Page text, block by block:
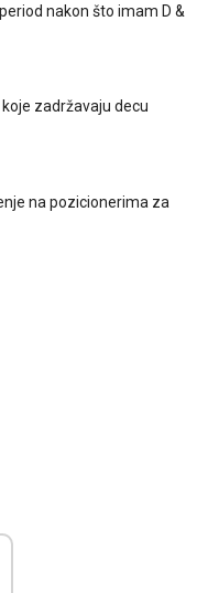
nakon što imam D &
zadržavaju decu
na pozicionerima za